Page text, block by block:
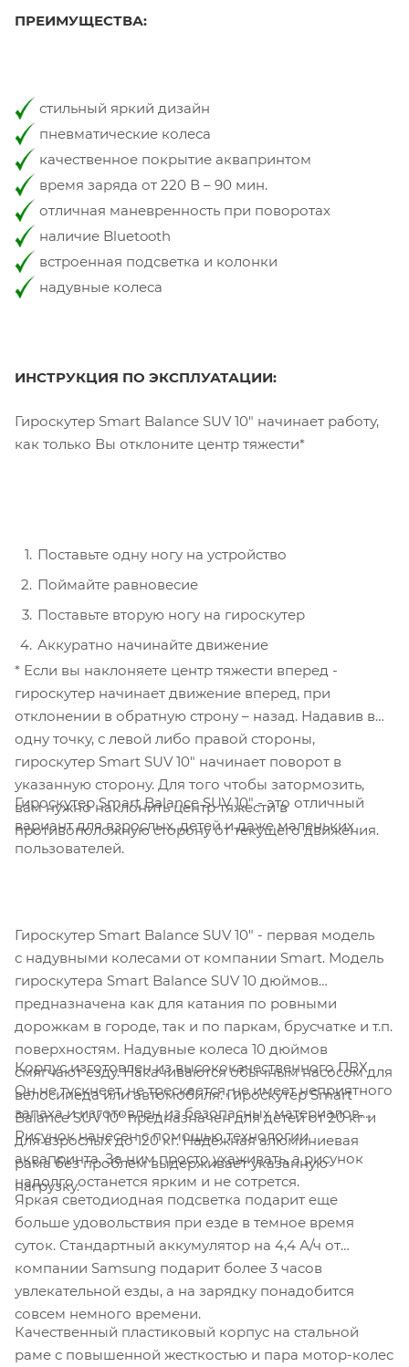
ПРЕИМУЩЕСТВА:
стильный яркий дизайн
пневматические колеса
качественное покрытие аквапринтом
время заряда от 220 В – 90 мин.
отличная маневренность при поворотах
наличие Bluetooth
встроенная подсветка и колонки
надувные колеса
ИНСТРУКЦИЯ ПО ЭКСПЛУАТАЦИИ:
Гироскутер Smart Balance SUV 10" начинает работу,
как только Вы отклоните центр тяжести*
Поставьте одну ногу на устройство
Поймайте равновесие
Поставьте вторую ногу на гироскутер
Аккуратно начинайте движение
* Если вы наклоняете центр тяжести вперед -
гироскутер начинает движение вперед, при
отклонении в обратную строну – назад. Надавив в
одну точку, с левой либо правой стороны,
гироскутер Smart SUV 10" начинает поворот в
указанную сторону. Для того чтобы затормозить,
вам нужно наклонить центр тяжести в
противоположную сторону от текущего движения.
Гироскутер Smart Balance SUV 10" - это отличный
вариант для взрослых, детей и даже маленьких
пользователей.
Гироскутер Smart Balance SUV 10" - первая модель
с надувными колесами от компании Smart. Модель
гироскутера Smart Balance SUV 10 дюймов
предназначена как для катания по ровными
дорожкам в городе, так и по паркам, брусчатке и т.п.
поверхностям. Надувные колеса 10 дюймов
смягчают езду. Накачиваются обычным насосом для
велосипеда или автомобиля. Гироскутер Smart
Balance SUV 10" предназначен для детей от 20 кг и
для взрослых до 120 кг. Надежная алюминиевая
рама без проблем выдерживает указанную
нагрузку.
Корпус изготовлен из высококачественного ПВХ.
Он не тускнеет, не трескается, не имеет неприятного
запаха и изготовлен из безопасных материалов.
Рисунок нанесен с помощью технологии
аквапринта. За ним просто ухаживать, а рисунок
надолго останется ярким и не сотрется.
Яркая светодиодная подсветка подарит еще
больше удовольствия при езде в темное время
суток. Стандартный аккумулятор на 4,4 А/ч от
компании Samsung подарит более 3 часов
увлекательной езды, а на зарядку понадобится
совсем немного времени.
Качественный пластиковый корпус на стальной
раме с повышенной жесткостью и пара мотор-колес